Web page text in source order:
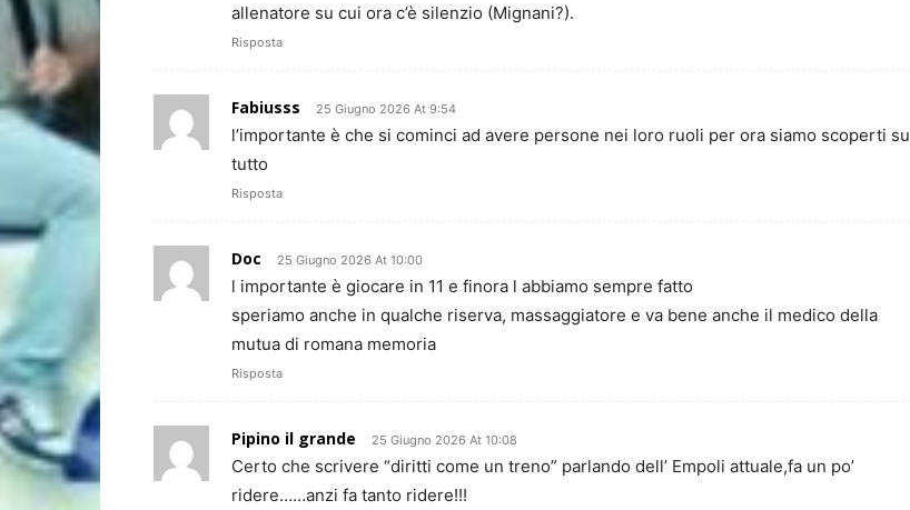
allenatore su cui ora c’è silenzio (Mignani?).
Risposta
Fabiusss 25 Giugno 2026 At 9:54
l’importante è che si cominci ad avere persone nei loro ruoli per ora siamo scoperti su
tutto
Risposta
Doc 25 Giugno 2026 At 10:00
l importante è giocare in 11 e finora l abbiamo sempre fatto
speriamo anche in qualche riserva, massaggiatore e va bene anche il medico della
mutua di romana memoria
Risposta
Pipino il grande 25 Giugno 2026 At 10:08
Certo che scrivere “diritti come un treno” parlando dell’ Empoli attuale,fa un po’
ridere……anzi fa tanto ridere!!!